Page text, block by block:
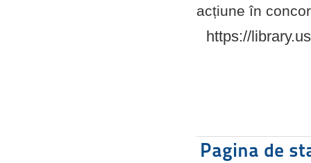
acțiune în
https://
Pagina de